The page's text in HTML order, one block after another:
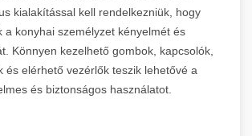
kialakítással kell rendelkezniük, hogy
a konyhai személyzet kényelmét és
Könnyen kezelhető gombok, kapcsolók,
és elérhető vezérlők teszik lehetővé a
és biztonságos használatot.